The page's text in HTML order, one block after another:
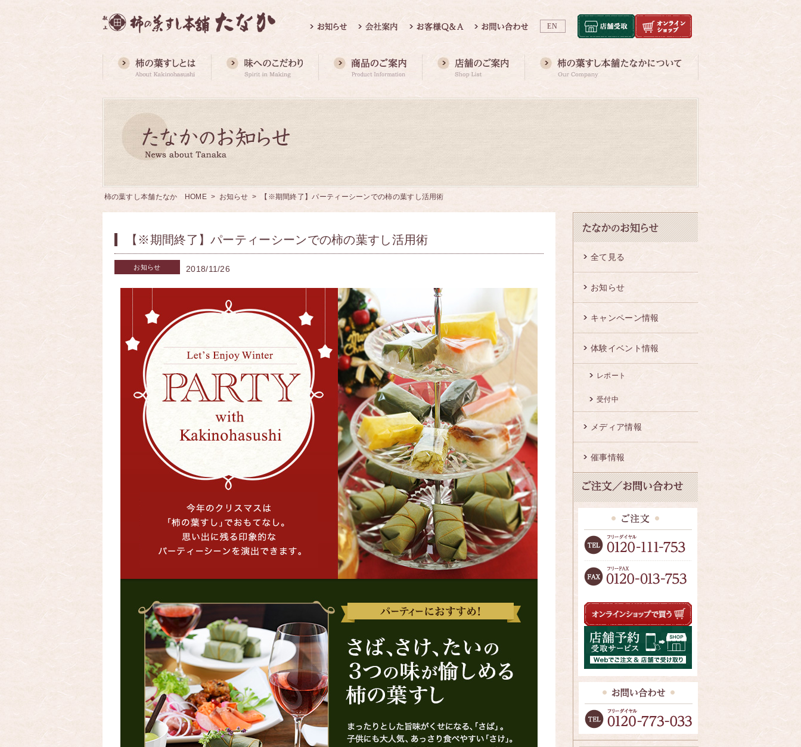
EN
柿の葉すし本舗たなか HOME > お知らせ > 【※期間終了】パーティーシーンでの柿の葉すし活用術
【※期間終了】パーティーシーンでの柿の葉すし活用術
お知らせ 2018/11/26
全て見る
お知らせ
キャンペーン情報
体験イベント情報
レポート
受付中
メディア情報
催事情報